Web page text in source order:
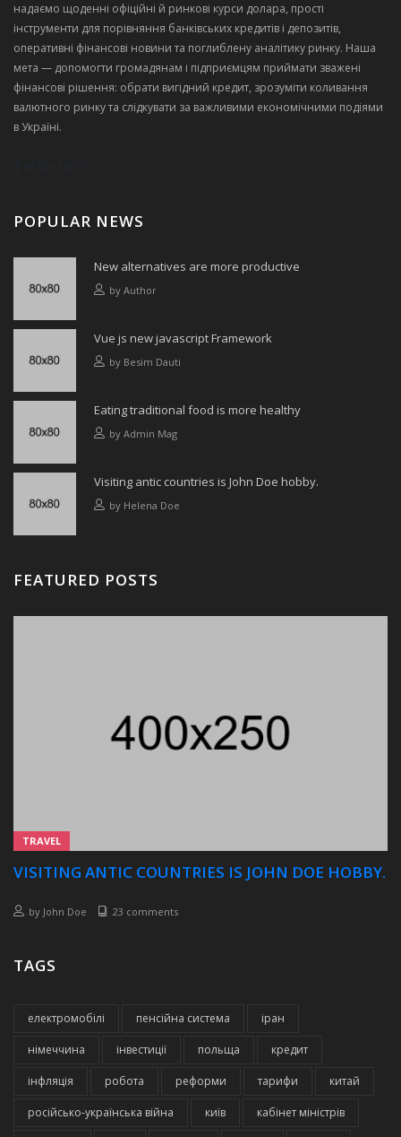
надаємо щоденні офіційні й ринкові курси долара, прості
інструменти для порівняння банківських кредитів і депозитів,
оперативні фінансові новини та поглиблену аналітику ринку. Наша
мета — допомогти громадянам і підприємцям приймати зважені
фінансові рішення: обрати вигідний кредит, зрозуміти коливання
валютного ринку та слідкувати за важливими економічними подіями
в Україні.
POPULAR NEWS
New alternatives are more productive
by Author
Vue js new javascript Framework
by Besim Dauti
Eating traditional food is more healthy
by Admin Mag
Visiting antic countries is John Doe hobby.
by Helena Doe
FEATURED POSTS
TRAVEL
VISITING ANTIC COUNTRIES IS JOHN DOE HOBBY.
by John Doe 23 comments
TAGS
електромобілі пенсійна система іран
німеччина інвестиції польща кредит
інфляція робота реформи тарифи китай
російсько-українська війна київ кабінет міністрів